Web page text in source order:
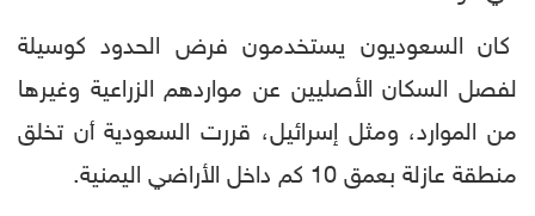
كان السعوديون يستخدمون فرض الحدود كوسيلة
لفصل السكان الأصليين عن مواردهم الزراعية وغيرها
من الموارد، ومثل إسرائيل، قررت السعودية أن تخلق
منطقة عازلة بعمق 10 كم داخل الأراضي اليمنية.